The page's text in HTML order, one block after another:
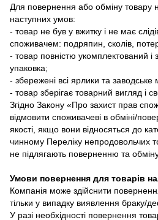
Для повернення або обміну товару
наступних умов:
- товар не був у вжитку і не має
споживачем: подряпин, сколів,
- товар повністю укомплектований
упаковка;
- збережені всі ярлики та заводське
- товар зберігає товарний вигляд і
Згідно Закону «Про захист прав
відмовити споживачеві в обміні/
якості, якщо вони відносяться до
чинному Переліку непродовольчих
не підлягають поверненню та
Умови повернення для товарів
Компанія може здійснити
тільки у випадку виявлення браку/
У разі необхідності повернення